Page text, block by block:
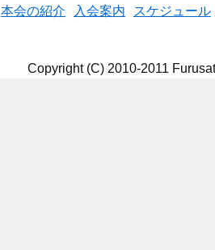
本会の紹介 入会案内
スケジュール
Copyright (C) 2010-2011